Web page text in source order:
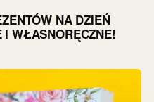
NA DZIEŃ
I WŁASNORĘCZNE!